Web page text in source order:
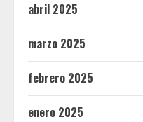
abril 2025
marzo 2025
febrero 2025
enero 2025